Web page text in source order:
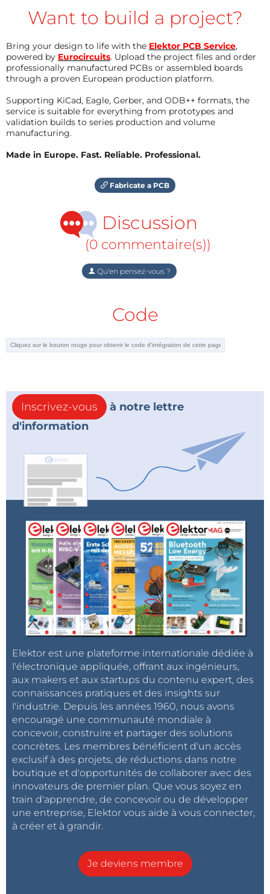
Want to build a project?
Bring your design to life with the Elektor PCB Service,
powered by Eurocircuits. Upload the project files and order
professionally manufactured PCBs or assembled boards
through a proven European production platform.
Supporting KiCad, Eagle, Gerber, and ODB++ formats, the
service is suitable for everything from prototypes and
validation builds to series production and volume
manufacturing.
Made in Europe. Fast. Reliable. Professional.
Fabricate a PCB
Discussion
(0 commentaire(s))
Qu'en pensez-vous ?
Code
Inscrivez-vous
à notre lettre
d'information
Elektor est une plateforme internationale dédiée à
l'électronique appliquée, offrant aux ingénieurs,
aux makers et aux startups du contenu expert, des
connaissances pratiques et des insights sur
l'industrie. Depuis les années 1960, nous avons
encouragé une communauté mondiale à
concevoir, construire et partager des solutions
concrètes. Les membres bénéficient d'un accès
exclusif à des projets, de réductions dans notre
boutique et d'opportunités de collaborer avec des
innovateurs de premier plan. Que vous soyez en
train d'apprendre, de concevoir ou de développer
une entreprise, Elektor vous aide à vous connecter,
à créer et à grandir.
Je deviens membre